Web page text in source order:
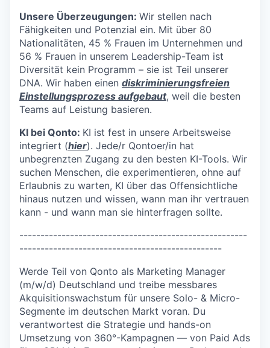
Unsere Überzeugungen: Wir stellen nach
Fähigkeiten und Potenzial ein. Mit über 80
Nationalitäten, 45 % Frauen im Unternehmen und
56 % Frauen in unserem Leadership-Team ist
Diversität kein Programm – sie ist Teil unserer
DNA. Wir haben einen diskriminierungsfreien
Einstellungsprozess aufgebaut, weil die besten
Teams auf Leistung basieren.
KI bei Qonto: KI ist fest in unsere Arbeitsweise
integriert (hier). Jede/r Qontoer/in hat
unbegrenzten Zugang zu den besten KI-Tools. Wir
suchen Menschen, die experimentieren, ohne auf
Erlaubnis zu warten, KI über das Offensichtliche
hinaus nutzen und wissen, wann man ihr vertrauen
kann - und wann man sie hinterfragen sollte.
------------------------------------------------------
------------------------------------------------
Werde Teil von Qonto als Marketing Manager
(m/w/d) Deutschland und treibe messbares
Akquisitionswachstum für unsere Solo- & Micro-
Segmente im deutschen Markt voran. Du
verantwortest die Strategie und hands-on
Umsetzung von 360°-Kampagnen — von Paid Ads